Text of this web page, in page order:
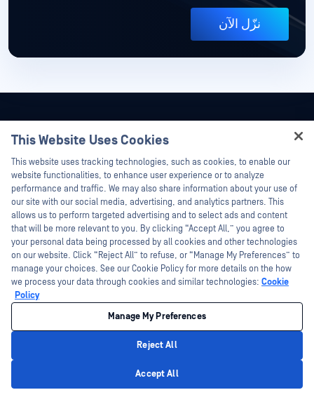
نزّل الآن
MetaAccess OPSWAT و Trust no File. Trust No Device. و OPSWAT و Protecting the
World's Critical Infrastructure و Deep CDR™ Technology و InQuest وشعار InQuest و
DFI و RetroHunt و Deep File Inspection و Join the Hunt هي علامات تجارية مملوكة
خيارات خصوصيتك في كاليفورنيا
This Website Uses Cookies
This website uses tracking technologies, such as cookies, to enable our
website functionalities, to enhance user experience or to analyze
performance and traffic. We may also share information about your use of
our site with our social media, advertising, and analytics partners. This
allows us to perform targeted advertising and to select ads and content
that will be more relevant to you. By clicking “Accept All,” you agree to
your personal data being processed by all cookies and other technologies
on our website. Click “Reject All” to refuse, or “Manage My Preferences” to
manage your choices. See our Cookie Policy for more details on the how
we process your data through cookies and similar technologies: Cookie
Policy
Manage My Preferences
Reject All
Accept All
Hey there!
I'm Ozzy, your OPSWAT virtual assistant.
How can I help you secure what's critical
today?